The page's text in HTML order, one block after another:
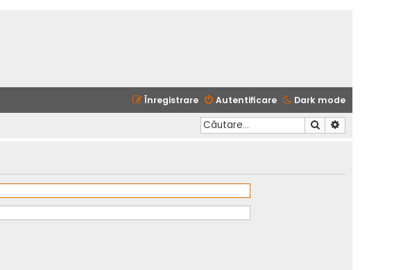
Dark mode
Autentificare
Înregistrare
Căutare